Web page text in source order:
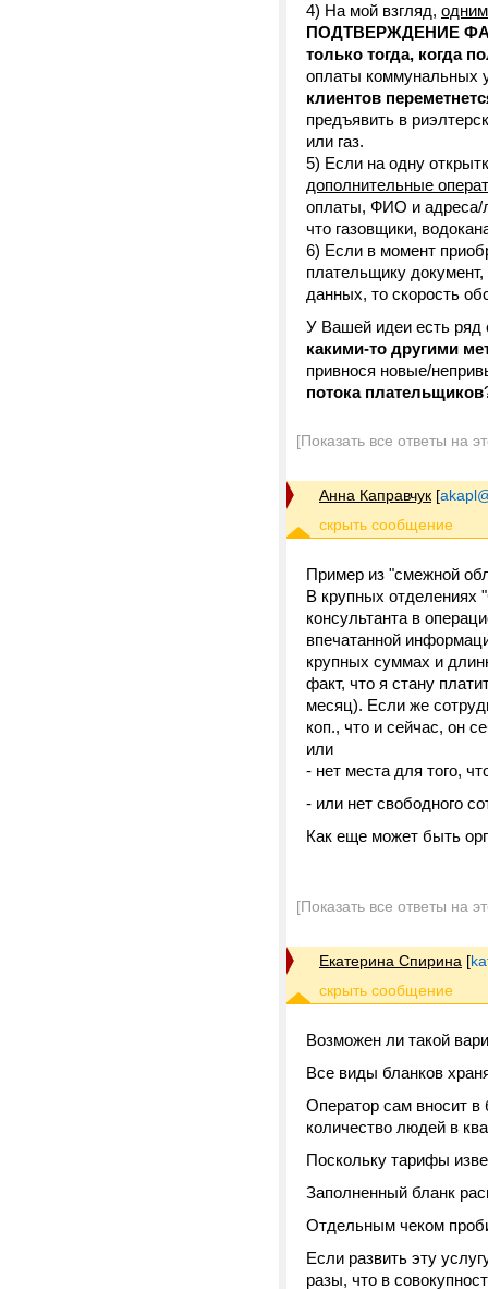
4) На мой взгляд,
ПОДТВЕРЖДЕНИЕ
только тогда, когда
оплаты коммунальных
клиентов
предъявить в
или газ.
5) Если на одну
дополнительные
оплаты, ФИО и адреса/
что газовщики,
6) Если в момент
плательщику
данных, то скорость
У Вашей идеи есть ряд
какими-то другими
привнося новые/
потока плательщиков
[Показать все ответы на
Анна Каправчук [
Пример из "смежной
В крупных
консультанта в
впечатанной
крупных суммах и
факт, что я стану
месяц). Если же
коп., что и сейчас, он
или
- нет места для того,
- или нет свободного
Как еще может быть
[Показать все ответы на
Екатерина Спирина [
Возможен ли такой
Все виды бланков
Оператор сам вносит
количество людей в
Поскольку тарифы
Заполненный бланк
Отдельным чеком
Если развить эту
разы, что в